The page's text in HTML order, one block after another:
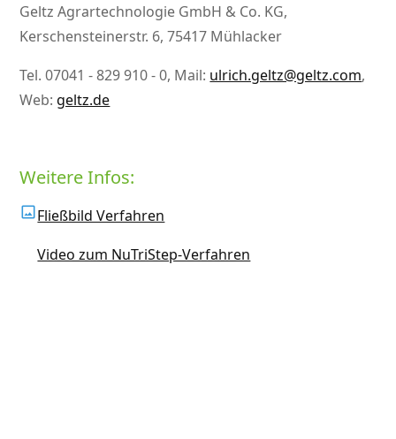
Geltz Agrartechnologie GmbH & Co. KG,
Kerschensteinerstr. 6, 75417 Mühlacker
Tel. 07041 - 829 910 - 0, Mail: ulrich.geltz@geltz.com,
Web: geltz.de
Weitere Infos:
Fließbild Verfahren
Video zum NuTriStep-Verfahren